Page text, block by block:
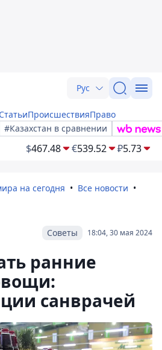
Рус
СтатьиПроисшествияПраво
#Казахстан в сравнении
$467.48 €539.52 ₽5.73
на сегодня
Все новости
18:04, 30 мая 2024
Советы
ранние
санврачей